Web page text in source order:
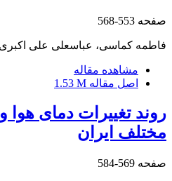
صفحه 553-568
فاطمه کماسی، عباسعلی علی اکبری
مشاهده مقاله
اصل مقاله 1.53 M
روند تغییرات دمای
مختلف ایران
صفحه 569-584